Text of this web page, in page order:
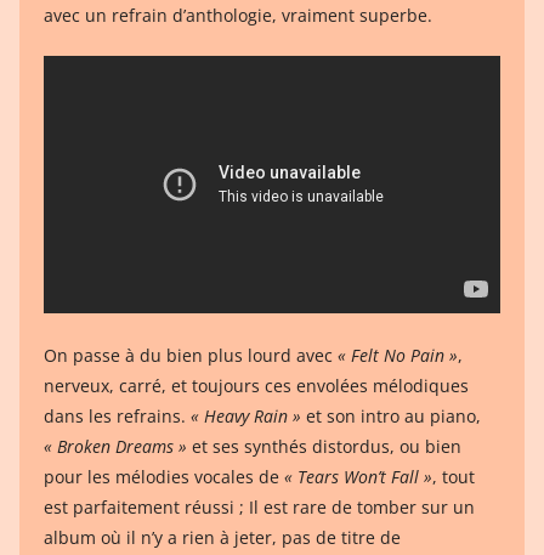
avec un refrain d’anthologie, vraiment superbe.
On passe à du bien plus lourd avec « Felt No Pain »,
nerveux, carré, et toujours ces envolées mélodiques
dans les refrains. « Heavy Rain » et son intro au piano,
« Broken Dreams » et ses synthés distordus, ou bien
pour les mélodies vocales de « Tears Won’t Fall », tout
est parfaitement réussi ; Il est rare de tomber sur un
album où il n’y a rien à jeter, pas de titre de